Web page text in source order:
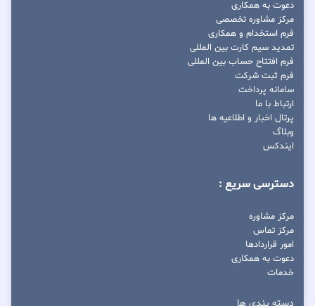
دعوت به همکاری
مرکز مشاوره تخصصی
فرم استخدام و همکاری
تمدید سیم کارت بین المللی
فرم افتتاح حساب بین المللی
فرم ثبت شرکت
سامانه پرداخت
ارتباط با ما
پرتال اخبار و اطلاعیه ها
وبلاگ
ایندکس
دسترسی سریع :
مرکز مشاوره
مرکز تماس
امور قراردادها
دعوت به همکاری
خدمات